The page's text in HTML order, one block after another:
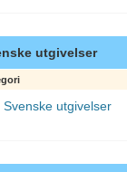
utgivelser
Svenske utgivelser